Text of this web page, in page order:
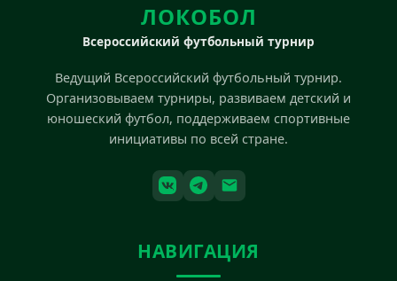
ЛОКОБОЛ
Всероссийский футбольный турнир
Ведущий Всероссийский футбольный турнир.
Организовываем турниры, развиваем детский и
юношеский футбол, поддерживаем спортивные
инициативы по всей стране.
НАВИГАЦИЯ